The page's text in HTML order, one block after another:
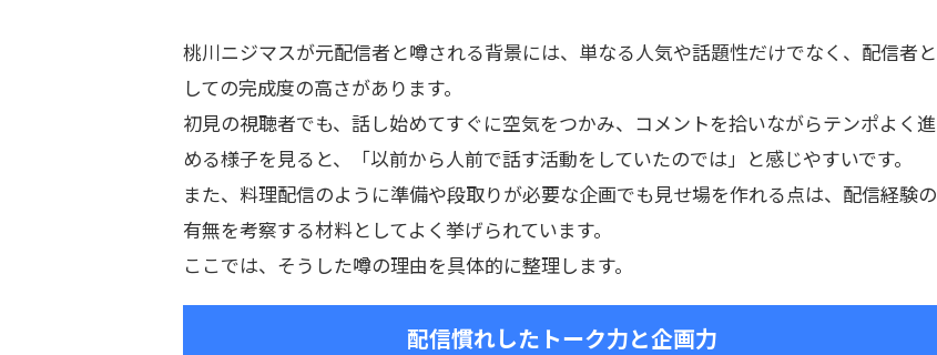
桃川ニジマスが元配信者と噂される背景には、単なる人気や話題性だけでなく、配信者と
しての完成度の高さがあります。
初見の視聴者でも、話し始めてすぐに空気をつかみ、コメントを拾いながらテンポよく進
める様子を見ると、「以前から人前で話す活動をしていたのでは」と感じやすいです。
また、料理配信のように準備や段取りが必要な企画でも見せ場を作れる点は、配信経験の
有無を考察する材料としてよく挙げられています。
ここでは、そうした噂の理由を具体的に整理します。
配信慣れしたトーク力と企画力